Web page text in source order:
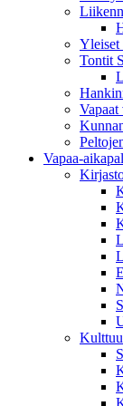
Yleiset
Tontit
Vapaat
Vapaa-